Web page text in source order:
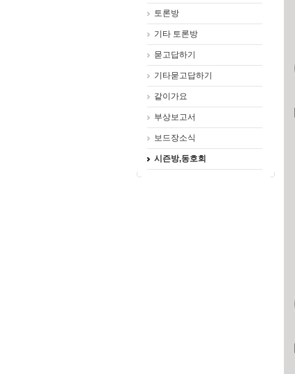
토론방
기타 토론방
묻고답하기
기타묻고답하기
같이가요
부상보고서
보드장소식
시즌방,동호회